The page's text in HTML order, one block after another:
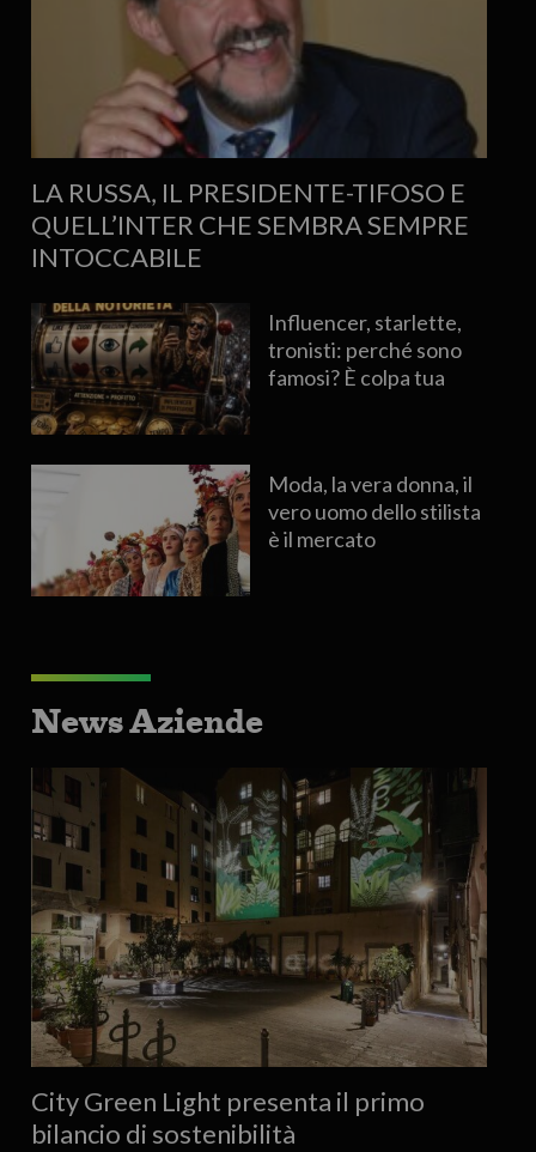
LA RUSSA, IL PRESIDENTE-TIFOSO E
QUELL’INTER CHE SEMBRA SEMPRE
INTOCCABILE
Influencer, starlette,
tronisti: perché sono
famosi? È colpa tua
Moda, la vera donna, il
vero uomo dello stilista
è il mercato
News Aziende
City Green Light presenta il primo
bilancio di sostenibilità